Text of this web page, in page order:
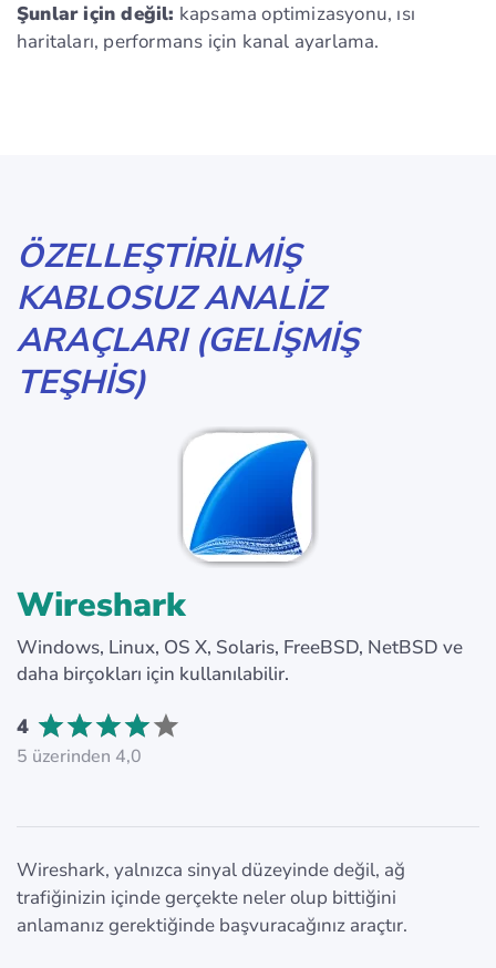
Şunlar için değil: kapsama optimizasyonu, ısı
haritaları, performans için kanal ayarlama.
ÖZELLEŞTIRILMIŞ
KABLOSUZ ANALIZ
ARAÇLARI (GELIŞMIŞ
TEŞHIS)
Wireshark
Windows, Linux, OS X, Solaris, FreeBSD, NetBSD ve
daha birçokları için kullanılabilir.
4
5 üzerinden 4,0
Wireshark, yalnızca sinyal düzeyinde değil, ağ
trafiğinizin içinde gerçekte neler olup bittiğini
anlamanız gerektiğinde başvuracağınız araçtır.